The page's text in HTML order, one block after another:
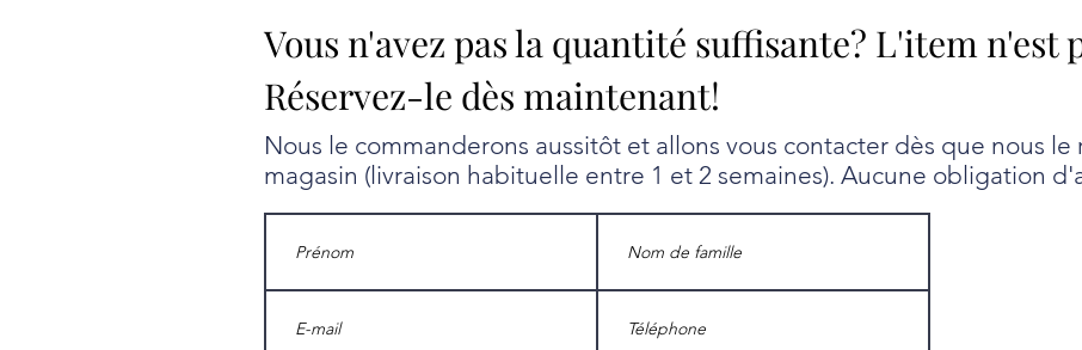
Vous n'avez pas la quantité suffisante? L'item n'est
Réservez-le dès maintenant!
Nous le commanderons aussitôt et allons vous contacter dès que nous le
magasin (livraison habituelle entre 1 et 2 semaines). Aucune obligation